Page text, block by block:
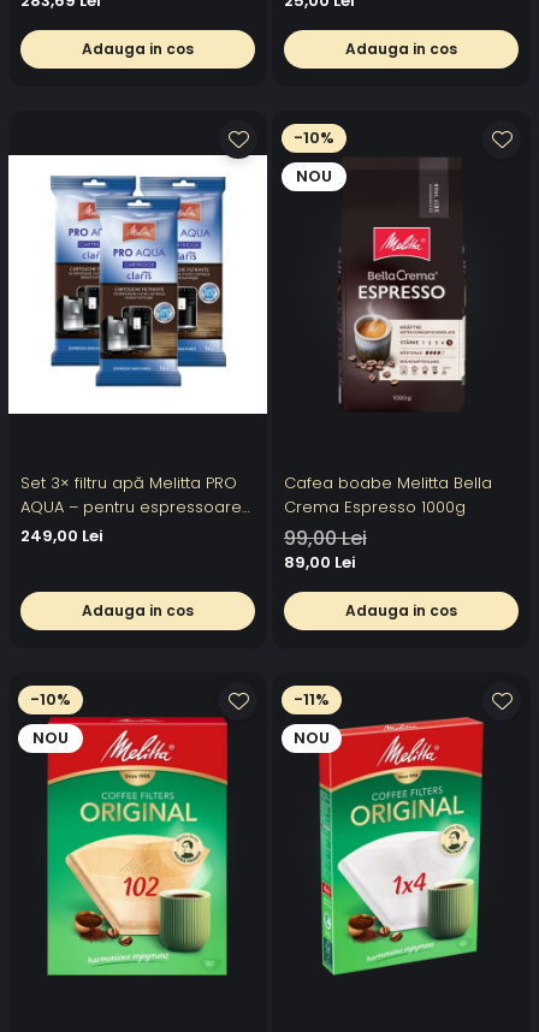
Adauga in cos Adauga in cos
Set 3× filtru apă Melitta PRO
AQUA – pentru espressoare
automate
249,00 Lei
Adauga in cos
-10%
NOU
Cafea boabe Melitta Bella
Crema Espresso 1000g
99,00 Lei
89,00 Lei
Adauga in cos
-10%
NOU
-11%
NOU